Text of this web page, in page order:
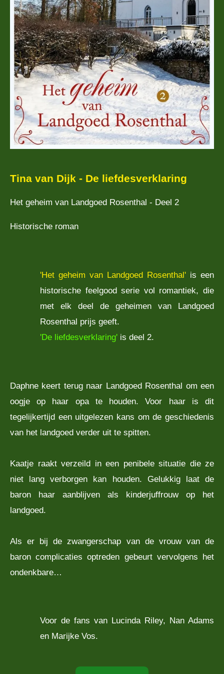
Tina van Dijk - De liefdesverklaring
Het geheim van Landgoed Rosenthal - Deel 2
Historische roman
'Het geheim van Landgoed Rosenthal' is een
historische feelgood serie vol romantiek, die
met elk deel de geheimen van Landgoed
Rosenthal prijs geeft.
'De liefdesverklaring' is deel 2.
Daphne keert terug naar Landgoed Rosenthal om een
oogje op haar opa te houden. Voor haar is dit
tegelijkertijd een uitgelezen kans om de geschiedenis
van het landgoed verder uit te spitten.
Kaatje raakt verzeild in een penibele situatie die ze
niet lang verborgen kan houden. Gelukkig laat de
baron haar aanblijven als kinderjuffrouw op het
landgoed.
Als er bij de zwangerschap van de vrouw van de
baron complicaties optreden gebeurt vervolgens het
ondenkbare…
Voor de fans van Lucinda Riley, Nan Adams
en Marijke Vos.